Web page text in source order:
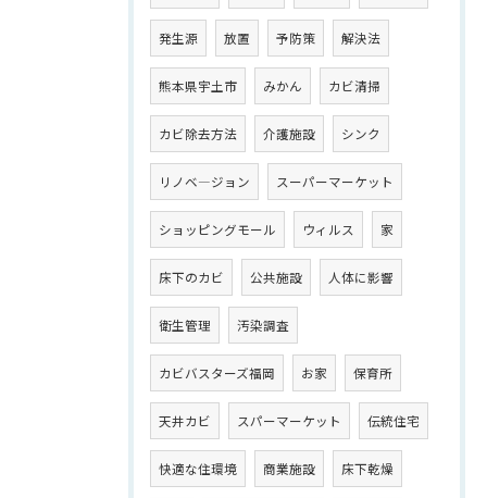
発生源 放置 予防策 解決法
熊本県宇土市 みかん カビ清掃
カビ除去方法 介護施設 シンク
リノベ―ジョン スーパーマーケット
ショッピングモール ウィルス 家
床下のカビ 公共施設 人体に影響
衛生管理 汚染調査
カビバスターズ福岡 お家 保育所
天井カビ スパーマーケット 伝統住宅
快適な住環境 商業施設 床下乾燥